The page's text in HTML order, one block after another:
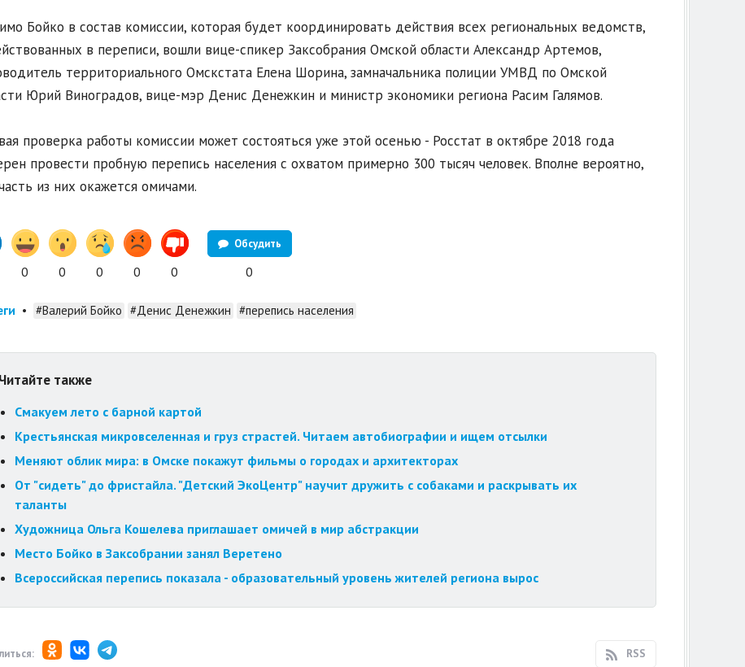
Бойко в состав комиссии, которая будет координировать действия всех региональных ведомств,
в переписи, вошли вице-спикер Заксобрания Омской области Александр Артемов,
территориального Омскстата Елена Шорина, замначальника полиции УМВД по Омской
Юрий Виноградов, вице-мэр Денис Денежкин и министр экономики региона Расим Галямов.
проверка работы комиссии может состояться уже этой осенью - Росстат в октябре 2018 года
провести пробную перепись населения с охватом примерно 300 тысяч человек. Вполне вероятно,
из них окажется омичами.
0 0 0 0 0
Обсудить
0
• #Валерий Бойко #Денис Денежкин #перепись населения
Читайте также
Смакуем лето с барной картой
Крестьянская микровселенная и груз страстей. Читаем автобиографии и ищем отсылки
Меняют облик мира: в Омске покажут фильмы о городах и архитекторах
От "сидеть" до фристайла. "Детский ЭкоЦентр" научит дружить с собаками и раскрывать их
таланты
Художница Ольга Кошелева приглашает омичей в мир абстракции
Место Бойко в Заксобрании занял Веретено
Всероссийская перепись показала - образовательный уровень жителей региона вырос
RSS